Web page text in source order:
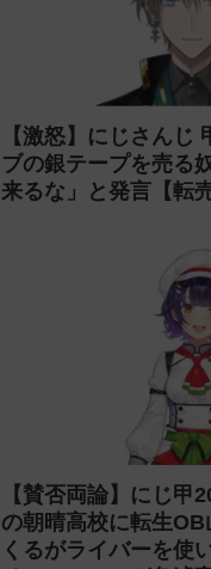
【激怒】にじさんじ
ブの銀テープを売る
来るな」と発言【転
【賛否両論】にじ甲
の朝晴高校に転生
くるがライバーを使